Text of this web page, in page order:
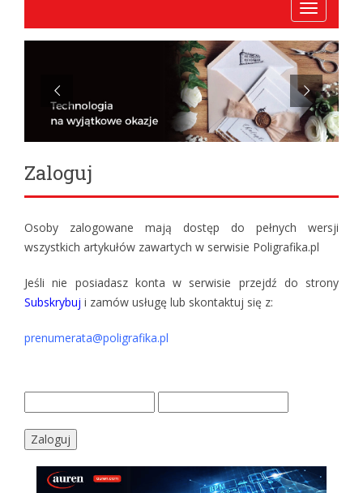
Toggle
navigation
Zaloguj
Osoby zalogowane mają dostęp do pełnych wersji
wszystkich artykułów zawartych w serwisie Poligrafika.pl
Jeśli nie posiadasz konta w serwisie przejdź do strony
Subskrybuj i zamów usługę lub skontaktuj się z:
prenumerata@poligrafika.pl